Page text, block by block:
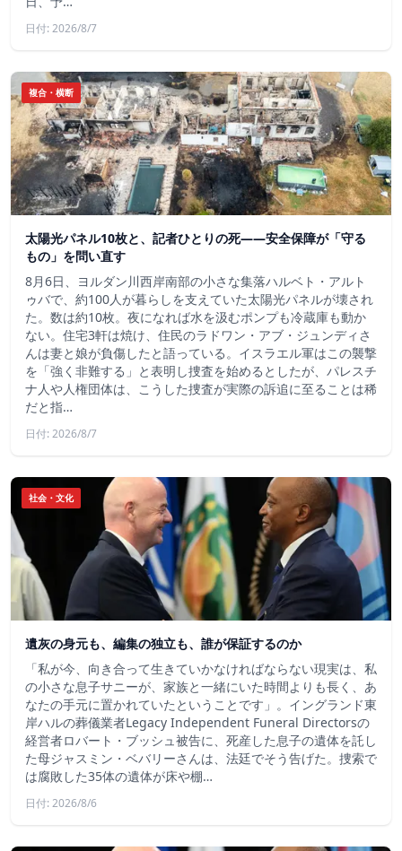
日付: 2026/8/7
複合・横断
太陽光パネル10枚と、記者ひとりの死——安全保障が「守る
もの」を問い直す
8月6日、ヨルダン川西岸南部の小さな集落ハルベト・アルト
ゥバで、約100人が暮らしを支えていた太陽光パネルが壊され
た。数は約10枚。夜になれば水を汲むポンプも冷蔵庫も動か
ない。住宅3軒は焼け、住民のラドワン・アブ・ジュンディさ
んは妻と娘が負傷したと語っている。イスラエル軍はこの襲撃
を「強く非難する」と表明し捜査を始めるとしたが、パレスチ
ナ人や人権団体は、こうした捜査が実際の訴追に至ることは稀
だと指…
日付: 2026/8/7
社会・文化
遺灰の身元も、編集の独立も、誰が保証するのか
「私が今、向き合って生きていかなければならない現実は、私
の小さな息子サニーが、家族と一緒にいた時間よりも長く、あ
なたの手元に置かれていたということです」。イングランド東
岸ハルの葬儀業者Legacy Independent Funeral Directorsの
経営者ロバート・ブッシュ被告に、死産した息子の遺体を託し
た母ジャスミン・ベバリーさんは、法廷でそう告げた。捜索で
は腐敗した35体の遺体が床や棚…
日付: 2026/8/6